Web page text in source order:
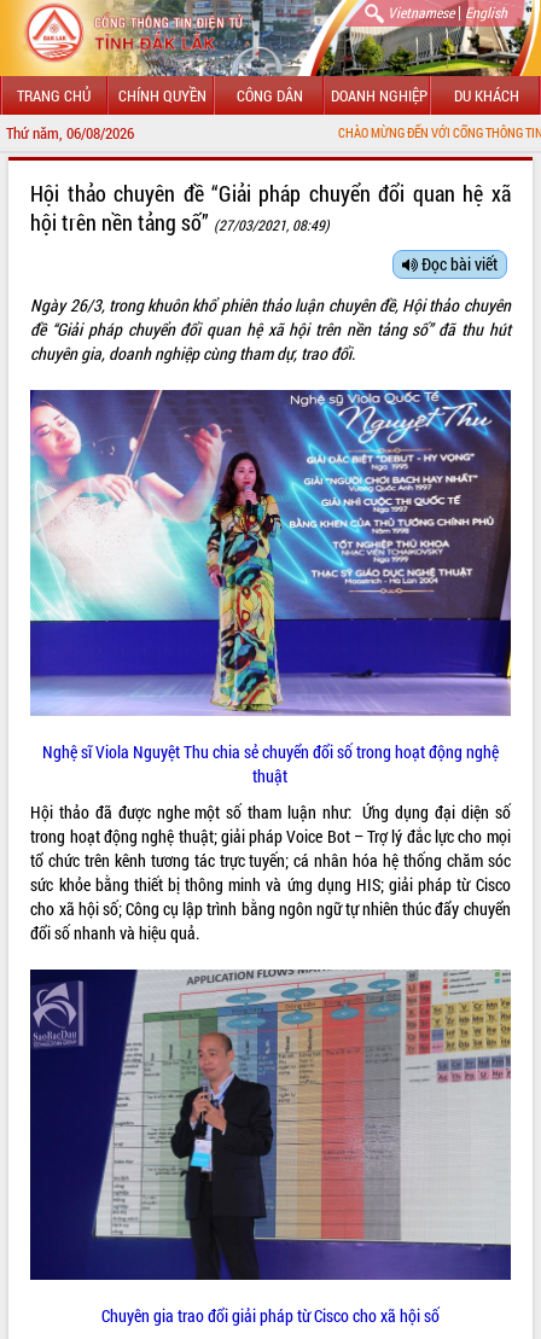
Vietnamese| English
TRANG CHỦ CHÍNH QUYỀN CÔNG DÂN DOANH NGHIỆP DU KHÁCH
Thứ năm, 06/08/2026 CHÀO MỪNG ĐẾN VỚI CỔNG THÔNG TIN ĐIỆN TỬ
LÃNH ĐẠO UBND TỈNH
SỞ, BAN, NGÀNH
THÔNG TIN CHỈ ĐẠO ĐIỀU HÀNH
HỆ THỐNG VĂN BẢN
VĂN BẢN HĐND TỈNH
ĐIỂM TIN VĂN BẢN
QUY HOẠCH - KẾ HOẠCH
Hội thảo chuyên đề “Giải pháp chuyển đổi quan hệ xã
hội trên nền tảng số” (27/03/2021, 08:49)
Đọc bài viết
Ngày 26/3, trong khuôn khổ phiên thảo luận chuyên đề, Hội thảo chuyên
đề “Giải pháp chuyển đổi quan hệ xã hội trên nền tảng số” đã thu hút
chuyên gia, doanh nghiệp cùng tham dự, trao đổi.
Nghệ sĩ Viola Nguyệt Thu chia sẻ chuyển đổi số trong hoạt động nghệ
thuật
Hội thảo đã được nghe một số tham luận như: Ứng dụng đại diện số
trong hoạt động nghệ thuật; giải pháp Voice Bot – Trợ lý đắc lực cho mọi
tổ chức trên kênh tương tác trực tuyến; cá nhân hóa hệ thống chăm sóc
sức khỏe bằng thiết bị thông minh và ứng dụng HIS; giải pháp từ Cisco
cho xã hội số; Công cụ lập trình bằng ngôn ngữ tự nhiên thúc đẩy chuyển
đổi số nhanh và hiệu quả.
Chuyên gia trao đổi giải pháp từ Cisco cho xã hội số